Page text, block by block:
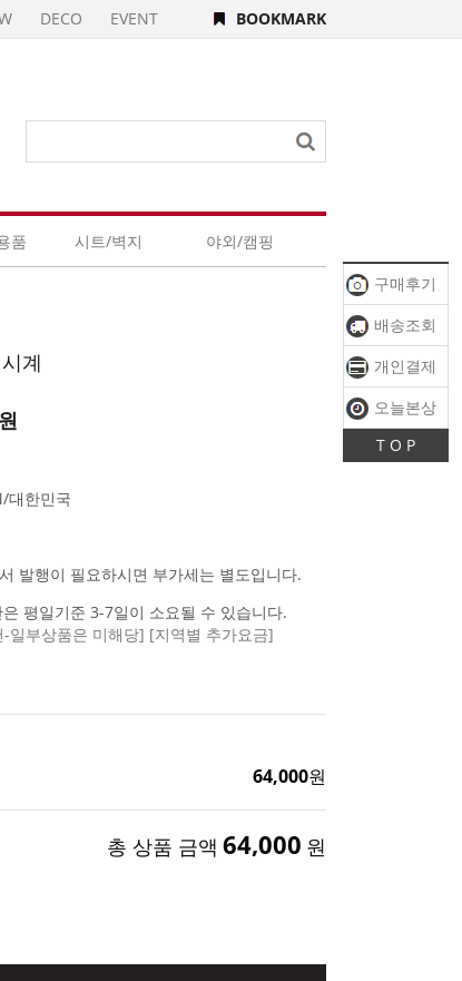
구매후기
배송조회
개인결제
오늘본상
T O P
DECO EVENT BOOKMARK
품 시트/벽지 야외/캠핑
계
원
대한민국
발행이 필요하시면 부가세는 별도입니다.
평일기준 3-7일이 소요될 수 있습니다.
일부상품은 미해당] [지역별 추가요금]
64,000원
총 상품 금액 64,000 원